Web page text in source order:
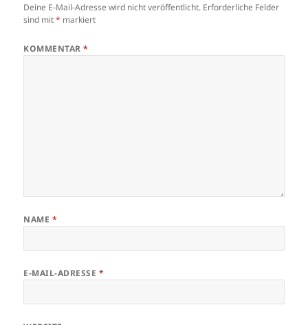
Deine E-Mail-Adresse wird nicht veröffentlicht. Erforderliche Felder
sind mit* markiert
KOMMENTAR*
NAME *
E-MAIL-ADRESSE *